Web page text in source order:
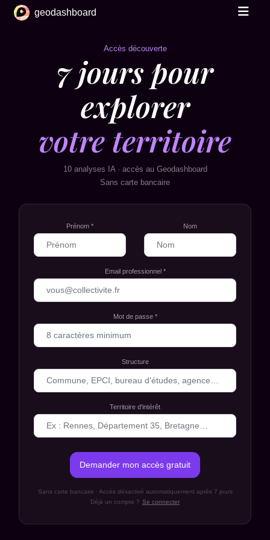
geodashboard
Accès découverte
7 jours pour
explorer
votre territoire
10 analyses IA · accès au Geodashboard
Sans carte bancaire
Prénom * Nom
Email professionnel *
Mot de passe *
Structure
Territoire d'intérêt
Demander mon accès gratuit
Sans carte bancaire · Accès désactivé automatiquement après 7 jours
Déjà un compte ? Se connecter